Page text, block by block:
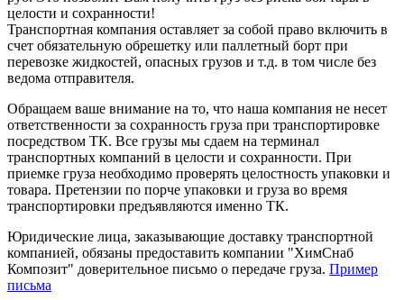
целости и сохранности!
Транспортная компания оставляет за собой право включить в
счет обязательную обрешетку или паллетный борт при
перевозке жидкостей, опасных грузов и т.д. в том числе без
ведома отправителя.
Обращаем ваше внимание на то, что наша компания не несет
ответственности за сохранность груза при транспортировке
посредством ТК. Все грузы мы сдаем на терминал
транспортных компаний в целости и сохранности. При
приемке груза необходимо проверять целостность упаковки и
товара. Претензии по порче упаковки и груза во время
транспортировки предъявляются именно ТК.
Юридические лица, заказывающие доставку транспортной
компанией, обязаны предоставить компании "ХимСнаб
Композит" доверительное письмо о передаче груза. Пример
письма